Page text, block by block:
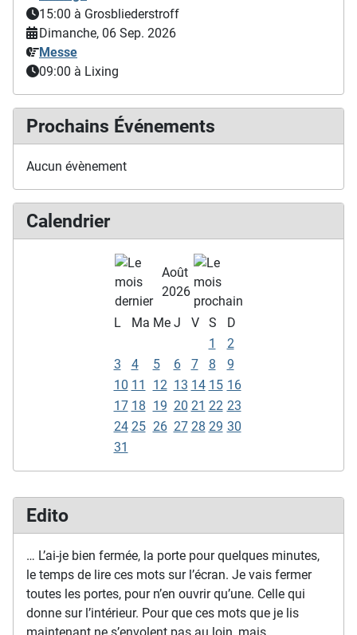
Edito
… L’ai-je bien fermée, la porte pour quelques minutes,
le temps de lire ces mots sur l’écran. Je vais fermer
toutes les portes, pour n’en ouvrir qu’une. Celle qui
donne sur l’intérieur. Pour que ces mots que je lis
15:00 à Grosbliederstroff
Dimanche, 06 Sep. 2026
Messe
09:00 à Lixing
Prochains Événements
Aucun évènement
Calendrier
Août
2026
L Ma Me J V S
D
1
2
3
4 5 6 7 8
9
10 11 12 13 14 15 16
17 18 19 20 21 22 23
24 25 26 27 28 29 30
31